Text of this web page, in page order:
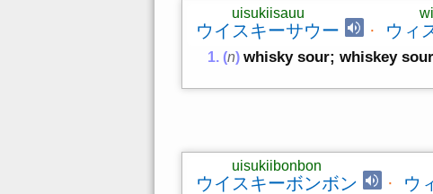
ウイスキーサウー
uisukiisauu
· ウィ
(n) whisky sour; whiskey sour
ウイスキーボンボン
uisukiibonbon
· ウ